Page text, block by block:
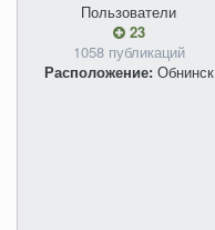
Пользователи
23
1058 публикаций
Расположение:Обнинск